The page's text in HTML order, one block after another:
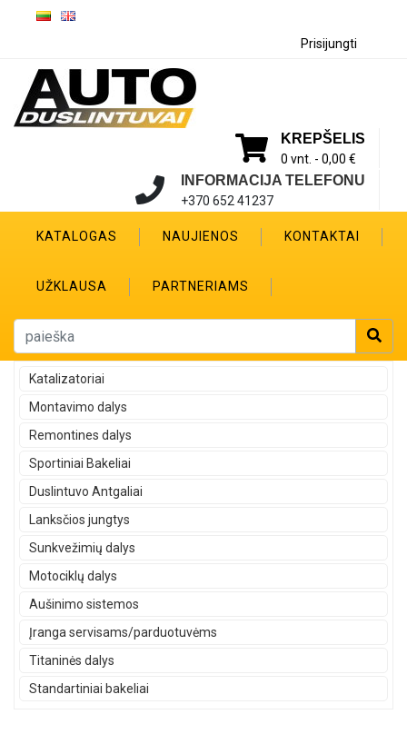
Prisijungti
KREPŠELIS
0 vnt. - 0,00 €
INFORMACIJA TELEFONU
+370 652 41237
KATALOGAS NAUJIENOS KONTAKTAI
UŽKLAUSA PARTNERIAMS
Katalizatoriai
Montavimo dalys
Remontines dalys
Sportiniai Bakeliai
Duslintuvo Antgaliai
Lanksčios jungtys
Sunkvežimių dalys
Motociklų dalys
Aušinimo sistemos
Įranga servisams/parduotuvėms
Titaninės dalys
Standartiniai bakeliai